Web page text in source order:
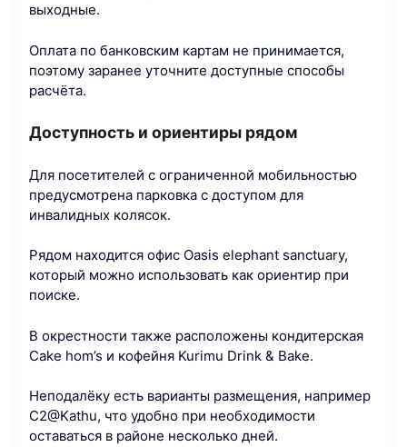
выходные.
Оплата по банковским картам не принимается,
поэтому заранее уточните доступные способы
расчёта.
Доступность и ориентиры рядом
Для посетителей с ограниченной мобильностью
предусмотрена парковка с доступом для
инвалидных колясок.
Рядом находится офис Oasis elephant sanctuary,
который можно использовать как ориентир при
поиске.
В окрестности также расположены кондитерская
Cake hom’s и кофейня Kurimu Drink & Bake.
Неподалёку есть варианты размещения, например
C2@Kathu, что удобно при необходимости
оставаться в районе несколько дней.